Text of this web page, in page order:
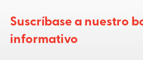
Suscríbase a nuestro
informativo